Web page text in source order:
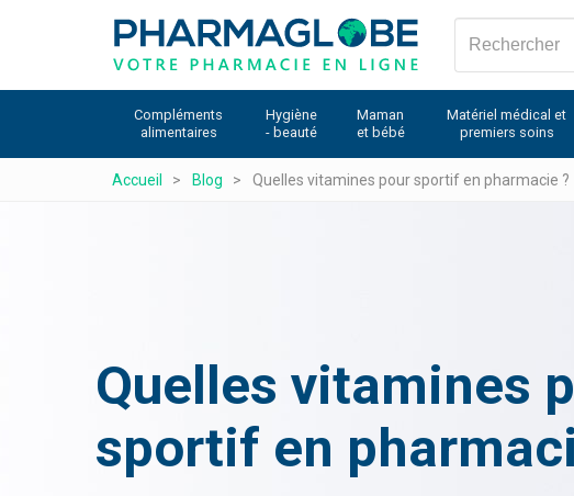
Compléments
alimentaires
Hygiène
- beauté
Maman
et bébé
Matériel médical et
premiers soins
Accueil Blog Quelles vitamines pour sportif en pharmacie ?
Quelles vitamines
sportif en